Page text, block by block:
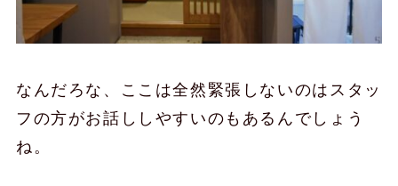
なんだろな、ここは全然緊張しないのはスタッ
フの方がお話ししやすいのもあるんでしょう
ね。